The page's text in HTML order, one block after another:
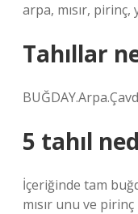
arpa, mısır,
Tahıllar
5 tahıl
İçeriğinde tam
mısır unu ve